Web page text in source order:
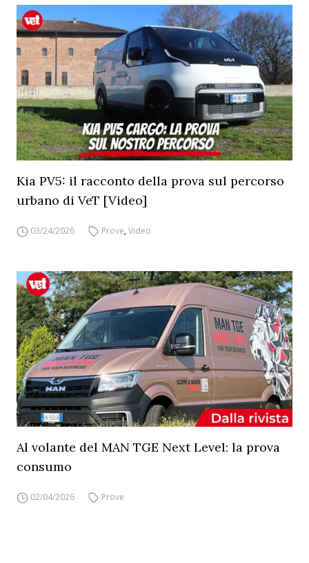
Kia PV5: il racconto della prova sul percorso
urbano di VeT [Video]
03/24/2026 Prove,Video
Al volante del MAN TGE Next Level: la prova
consumo
02/04/2026 Prove